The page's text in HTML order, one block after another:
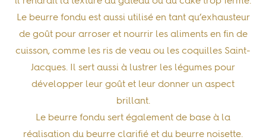
Le beurre fondu est aussi utilisé en tant qu’exhausteur
de goûtpour arroser et nourrir les aliments en fin de
cuisson, comme les ris de veau ou les coquilles Saint-
Jacques. Il sert aussi à lustrer les légumes pour
développer leur goût et leur donner un aspect
brillant.
Le beurre fondu sert également de base à la
réalisation du beurre clarifié et du beurre noisette.